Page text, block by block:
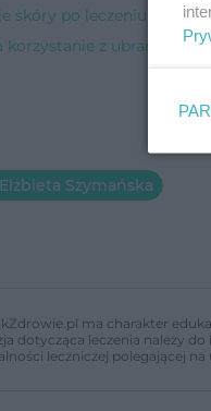
skóry po leczeniu
korzystanie z ubrań i
Szymańska
ma charakter
dotycząca leczenia należy
leczniczej polegającej